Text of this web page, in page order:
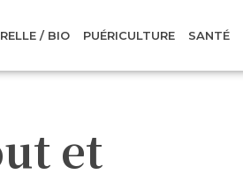
/ BIO PUÉRICULTURE SANTÉ
et